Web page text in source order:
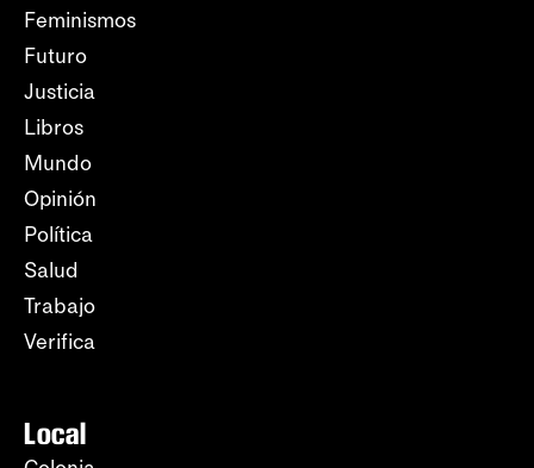
Feminismos
Futuro
Justicia
Libros
Mundo
Opinión
Política
Salud
Trabajo
Verifica
Local